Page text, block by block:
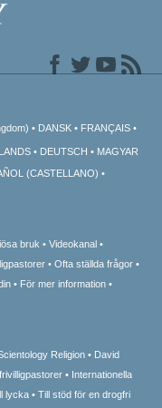
DANSK FRANÇAIS
DEUTSCH
MAGYAR
(CASTELLANO)
bruk
Videokanal
Ofta ställda frågor
För mer information
Religion
David
Internationella
lycka Till stöd för en drogfri